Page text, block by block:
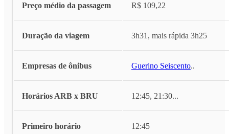
Preço médio da passagem R$ 109,22
Duração da viagem 3h31, mais rápida 3h25
Empresas de ônibus Guerino Seiscento...
Horários ARB x BRU 12:45, 21:30...
Primeiro horário 12:45